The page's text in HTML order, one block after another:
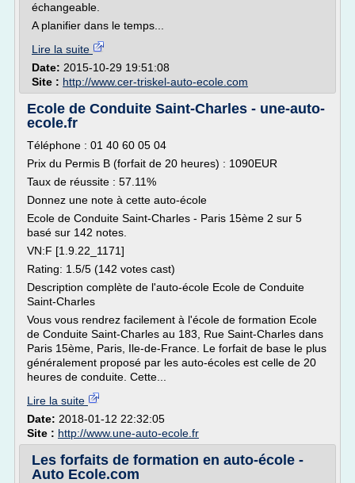
échangeable.
A planifier dans le temps...
Lire la suite
Date: 2015-10-29 19:51:08
Site : http://www.cer-triskel-auto-ecole.com
Ecole de Conduite Saint-Charles - une-auto-
ecole.fr
Téléphone : 01 40 60 05 04
Prix du Permis B (forfait de 20 heures) : 1090EUR
Taux de réussite : 57.11%
Donnez une note à cette auto-école
Ecole de Conduite Saint-Charles - Paris 15ème 2 sur 5
basé sur 142 notes.
VN:F [1.9.22_1171]
Rating: 1.5/5 (142 votes cast)
Description complète de l'auto-école Ecole de Conduite
Saint-Charles
Vous vous rendrez facilement à l'école de formation Ecole
de Conduite Saint-Charles au 183, Rue Saint-Charles dans
Paris 15ème, Paris, Ile-de-France. Le forfait de base le plus
généralement proposé par les auto-écoles est celle de 20
heures de conduite. Cette...
Lire la suite
Date: 2018-01-12 22:32:05
Site : http://www.une-auto-ecole.fr
Les forfaits de formation en auto-école -
Auto Ecole.com